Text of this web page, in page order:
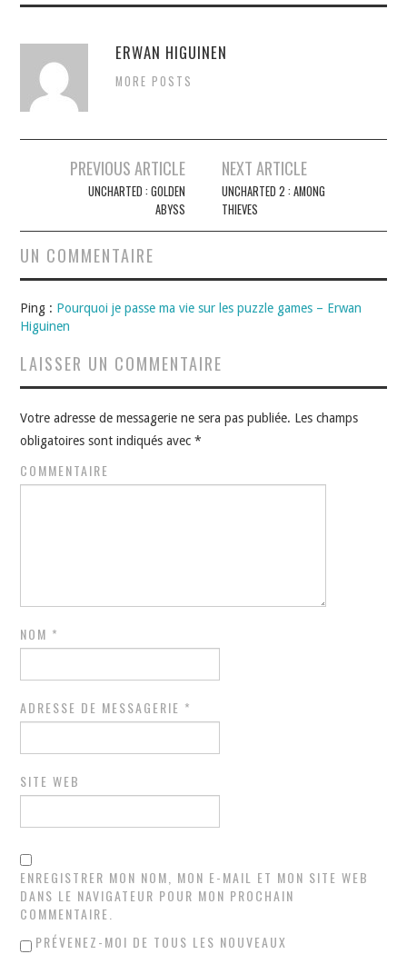
ERWAN HIGUINEN
MORE POSTS
Navigation
PREVIOUS ARTICLE
UNCHARTED : GOLDEN
ABYSS
NEXT ARTICLE
UNCHARTED 2 : AMONG
THIEVES
UN COMMENTAIRE
Ping : Pourquoi je passe ma vie sur les puzzle games – Erwan
Higuinen
LAISSER UN COMMENTAIRE
Votre adresse de messagerie ne sera pas publiée. Les champs
obligatoires sont indiqués avec*
COMMENTAIRE
NOM *
ADRESSE DE MESSAGERIE *
SITE WEB
ENREGISTRER MON NOM, MON E-MAIL ET MON SITE WEB
DANS LE NAVIGATEUR POUR MON PROCHAIN
COMMENTAIRE.
PRÉVENEZ-MOI DE TOUS LES NOUVEAUX